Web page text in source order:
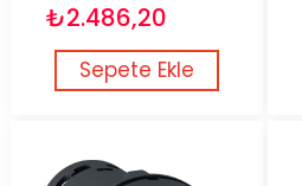
₺2.486,20
Sepete Ekle